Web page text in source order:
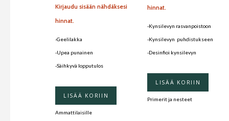
Kirjaudu sisään nähdäksesi
hinnat.
-Geelilakka
-Upea punainen
-Säihkyvä lopputulos
LISÄÄ KORIIN
Ammattilaisille
hinnat.
-Kynsilevyn rasvanpoistoon
-Kynsilevyn puhdistukseen
-Desinfioi kynsilevyn
LISÄÄ KORIIN
Primerit ja nesteet